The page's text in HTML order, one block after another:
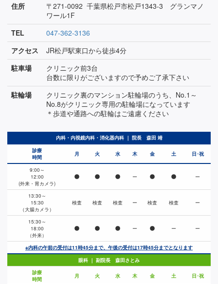
住所
〒271-0092 千葉県松戸市松戸1343-3 グランマノ
ワール1F
TEL
047-362-3136
アクセス
JR松戸駅東口から徒歩4分
駐車場
クリニック前3台
台数に限りがございますので予めご了承下さい
駐輪場
クリニック裏のマンション駐輪場のうち、No.1～
No.8がクリニック専用の駐輪場になっています
＊歩道や通路への駐輪はご遠慮ください
内科・内視鏡内科・消化器内科 ｜ 院長 森田 靖
診療
時間
月 火 水 木 金 土 日･祝
9:00～
12:00
(外来・胃カメラ)
ー ー
13:30～
15:30
（大腸カメラ）
検査 検査 検査 ー 検査 検査 ー
15:30～
18:00
（外来）
ー ー ー
※内科の午前の受付は11時45分まで、午後の受付は17時45分までとなります
眼科 ｜ 副院長 森田さとみ
診療
時間
月 火 水 木 金 土 日･祝